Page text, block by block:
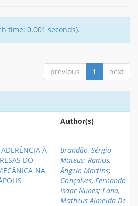
time: 0.001 seconds).
previous 1 next
Author(s)
À
DO
NA
Brandão, Sérgio
Mateus; Ramos,
Ângelo Martins;
Gonçalves, Fernando
Isaac Nunes; Lana,
Matheus Almeida De